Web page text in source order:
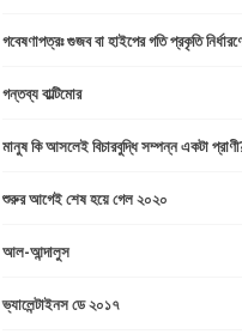
গবেষণাপত্রঃ গুজব বা হাইপের গতি প্রকৃতি
গন্তব্য বাল্টিমোর
মানুষ কি আসলেই বিচারবুদ্ধি সম্পন্ন একটা
শুরুর আগেই শেষ হয়ে গেল ২০২০
আল-আন্দালুস
ভ্যালেন্টাইনস ডে ২০১৭